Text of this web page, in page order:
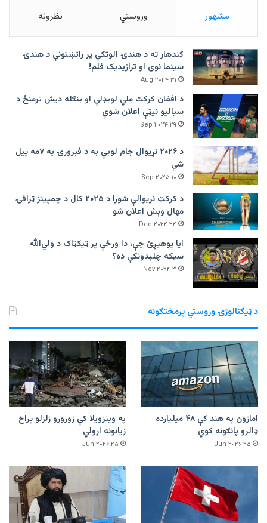
مشهور وروستي نظرونه
کندهار ته د هندۍ الوتکې پر راتښتونې د هندۍ
سینما نوی او تراژيديک فلم!
۳۱ Aug ۲۰۲۴
د افغان کرکت ملي لوبډلې او بنګله دیش ترمنځ د
سیالیو نیټې اعلان شوې
۲۹ Sep ۲۰۲۴
د ۲۰۲۶ نړیوال جام لوبې به د فبرورۍ په ۷مه پیل
شي
۱۰ Sep ۲۰۲۵
د کرکټ نړیوالې شورا د ۲۰۲۵ کال د چمپینز ټرافۍ
مهال وېش اعلان شو
۲۴ Dec ۲۰۲۴
ایا پوهیږئ چې، دا ورځې پر ټيکټاک د ولي‌الله
سیکه چلېدونکې ده؟
۳ Nov ۲۰۲۴
د ټیګنالوژۍ وروستي پرمختګونه
امازون په هند کې ۴۸ میلیارده
ډالرو پانګونه کوي
۲۵ Jun ۲۰۲۶
په وینزویلا کې زورورو زلزلو پراخ
زیانونه اړولي
۲۵ Jun ۲۰۲۶